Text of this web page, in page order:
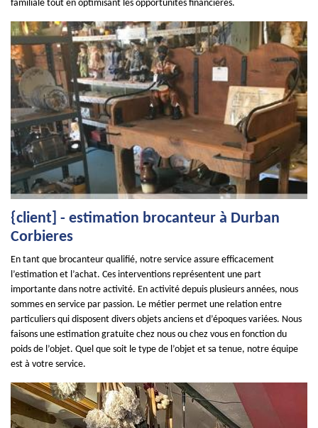
familiale tout en optimisant les opportunités financières.
{client] - estimation brocanteur à Durban
Corbieres
En tant que brocanteur qualifié, notre service assure efficacement
l’estimation et l’achat. Ces interventions représentent une part
importante dans notre activité. En activité depuis plusieurs années, nous
sommes en service par passion. Le métier permet une relation entre
particuliers qui disposent divers objets anciens et d’époques variées. Nous
faisons une estimation gratuite chez nous ou chez vous en fonction du
poids de l’objet. Quel que soit le type de l’objet et sa tenue, notre équipe
est à votre service.